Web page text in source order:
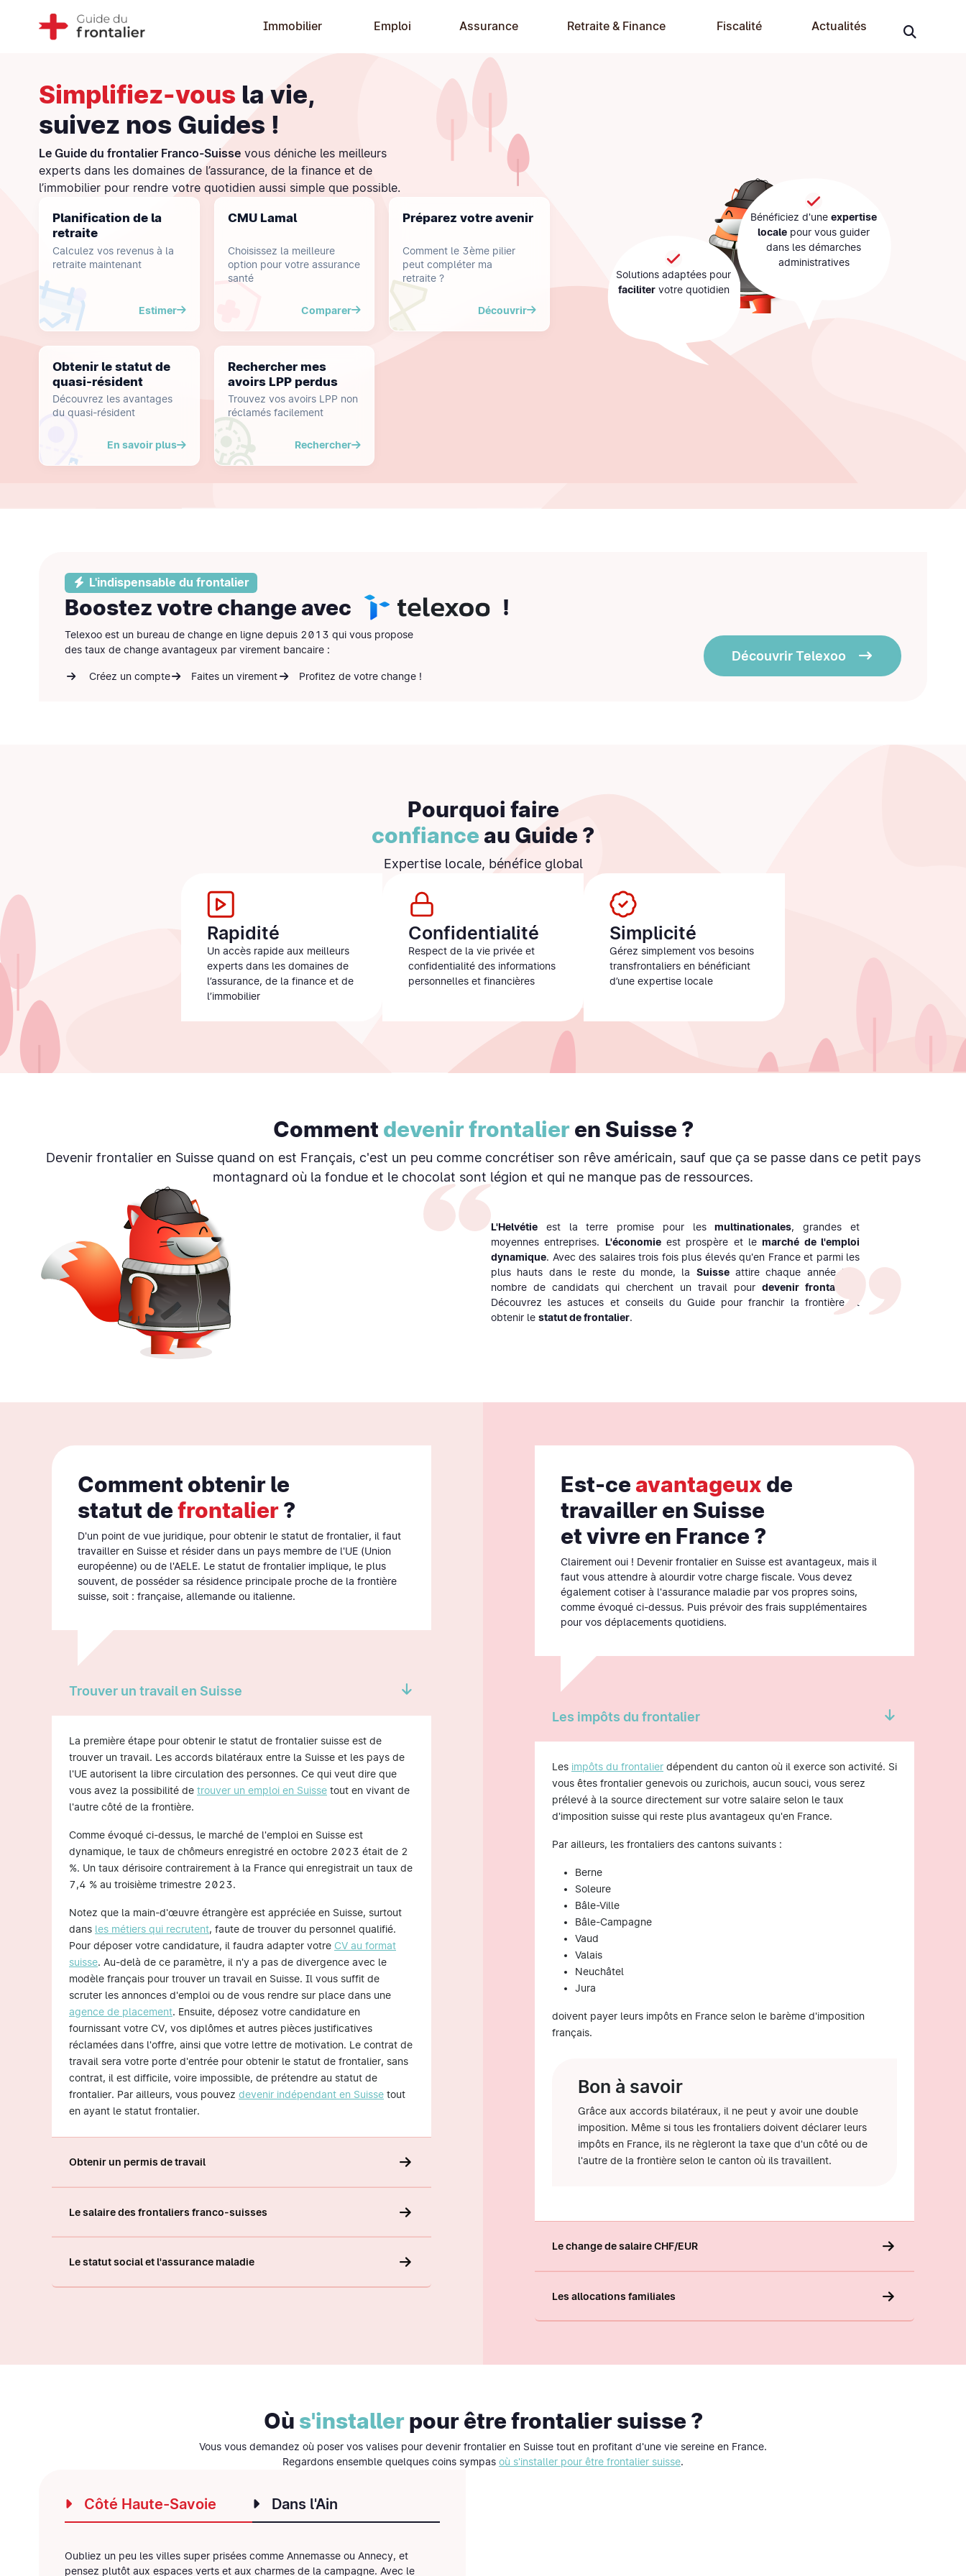
Immobilier Emploi Assurance Retraite & Finance Fiscalité Actualités
Simplifiez-vous la vie,
suivez nos Guides !
Le Guide du frontalier Franco-Suisse vous déniche les meilleurs
experts dans les domaines de l’assurance, de la finance et de
l’immobilier pour rendre votre quotidien aussi simple que possible.
Planification de la
retraite
Calculez vos revenus à la
retraite maintenant
Estimer
CMU Lamal
Choisissez la meilleure
option pour votre assurance
santé
Comparer
Préparez votre avenir
Comment le 3ème pilier
peut compléter ma
retraite ?
Découvrir
Obtenir le statut de
quasi-résident
Découvrez les avantages
du quasi-résident
En savoir plus
Rechercher mes
avoirs LPP perdus
Trouvez vos avoirs LPP non
réclamés facilement
Rechercher
Solutions adaptées pour
facilitervotre quotidien
Bénéficiez d'une expertise
locale pour vous guider
dans les démarches
administratives
L'indispensable du frontalier
Boostez votre change avec !
Telexoo est un bureau de change en ligne depuis 2013 qui vous propose
des taux de change avantageux par virement bancaire :
Créez un compte Faites un virement Profitez de votre change !
Découvrir Telexoo
Pourquoi faire
confiance au Guide ?
Expertise locale, bénéfice global
Rapidité
Un accès rapide aux meilleurs
experts dans les domaines de
l’assurance, de la finance et de
l’immobilier
Confidentialité
Respect de la vie privée et
confidentialité des informations
personnelles et financières
Simplicité
Gérez simplement vos besoins
transfrontaliers en bénéficiant
d’une expertise locale
Comment devenir frontalier en Suisse ?
Devenir frontalier en Suisse quand on est Français, c'est un peu comme concrétiser son rêve américain, sauf que ça se passe dans ce petit pays
montagnard où la fondue et le chocolat sont légion et qui ne manque pas de ressources.
L'Helvétie est la terre promise pour lesmultinationales, grandes et
moyennes entreprises. L'économieest prospère et lemarché de l'emploi
dynamique. Avec des salaires trois fois plus élevés qu'en France et parmi les
plus hauts dans le reste du monde, la Suisseattire chaque année bon
nombre de candidats qui cherchent un travail pour devenir frontaliers
Découvrez les astuces et conseils du Guide pour franchir la frontière et
obtenir le statut de frontalier.
Comment obtenir le
statut defrontalier?
D'un point de vue juridique, pour obtenir le statut de frontalier, il faut
travailler en Suisse et résider dans un pays membre de l'UE (Union
européenne) ou de l'AELE. Le statut de frontalier implique, le plus
souvent, de posséder sa résidence principale proche de la frontière
suisse, soit : française, allemande ou italienne.
Trouver un travail en Suisse
La première étape pour obtenir le statut de frontalier suisse est de
trouver un travail. Les accords bilatéraux entre la Suisse et les pays de
l'UE autorisent la libre circulation des personnes. Ce qui veut dire que
vous avez la possibilité de trouver un emploi en Suisse tout en vivant de
l'autre côté de la frontière.
Comme évoqué ci-dessus, le marché de l'emploi en Suisse est
dynamique, le taux de chômeurs enregistré en octobre 2023 était de 2
%. Un taux dérisoire contrairement à la France qui enregistrait un taux de
7,4 % au troisième trimestre 2023.
Notez que la main-d'œuvre étrangère est appréciée en Suisse, surtout
dans les métiers qui recrutent, faute de trouver du personnel qualifié.
Pour déposer votre candidature, il faudra adapter votre CV au format
suisse. Au-delà de ce paramètre, il n'y a pas de divergence avec le
modèle français pour trouver un travail en Suisse. Il vous suffit de
scruter les annonces d'emploi ou de vous rendre sur place dans une
agence de placement. Ensuite, déposez votre candidature en
fournissant votre CV, vos diplômes et autres pièces justificatives
réclamées dans l'offre, ainsi que votre lettre de motivation. Le contrat de
travail sera votre porte d'entrée pour obtenir le statut de frontalier, sans
contrat, il est difficile, voire impossible, de prétendre au statut de
frontalier. Par ailleurs, vous pouvez devenir indépendant en Suisse tout
en ayant le statut frontalier.
Obtenir un permis de travail
Le salaire des frontaliers franco-suisses
Le statut social et l'assurance maladie
Est-ce avantageux de
travailler en Suisse
et vivre en France ?
Clairement oui ! Devenir frontalier en Suisse est avantageux, mais il
faut vous attendre à alourdir votre charge fiscale. Vous devez
également cotiser à l'assurance maladie par vos propres soins,
comme évoqué ci-dessus. Puis prévoir des frais supplémentaires
pour vos déplacements quotidiens.
Les impôts du frontalier
Les impôts du frontalier dépendent du canton où il exerce son activité. Si
vous êtes frontalier genevois ou zurichois, aucun souci, vous serez
prélevé à la source directement sur votre salaire selon le taux
d'imposition suisse qui reste plus avantageux qu'en France.
Par ailleurs, les frontaliers des cantons suivants :
Berne
Soleure
Bâle-Ville
Bâle-Campagne
Vaud
Valais
Neuchâtel
Jura
doivent payer leurs impôts en France selon le barème d'imposition
français.
Bon à savoir
Grâce aux accords bilatéraux, il ne peut y avoir une double
imposition. Même si tous les frontaliers doivent déclarer leurs
impôts en France, ils ne règleront la taxe que d'un côté ou de
l'autre de la frontière selon le canton où ils travaillent.
Le change de salaire CHF/EUR
Les allocations familiales
Où s'installerpourêtre frontalier suisse ?
Vous vous demandez où poser vos valises pour devenir frontalier en Suisse tout en profitant d'une vie sereine en France.
Regardons ensemble quelques coins sympas où s'installer pour être frontalier suisse.
Côté Haute-Savoie Dans l'Ain
Oubliez un peu les villes super prisées comme Annemasse ou Annecy, et
pensez plutôt aux espaces verts et aux charmes de la campagne. Avec le